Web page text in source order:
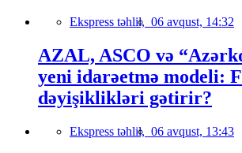
Ekspress təhlil, 06 avqust, 14:32
AZAL, ASCO və
yeni idarəetmə modeli:
dəyişiklikləri gətirir?
Ekspress təhlil, 06 avqust, 13:43